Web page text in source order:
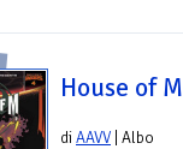
House of
diAAVV | Albo